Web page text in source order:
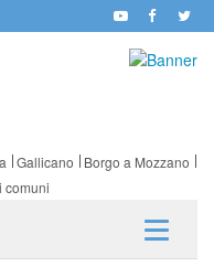
Gallicano
Borgo a Mozzano
comuni